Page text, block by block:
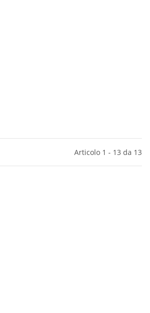
Articolo 1 - 13 da 13